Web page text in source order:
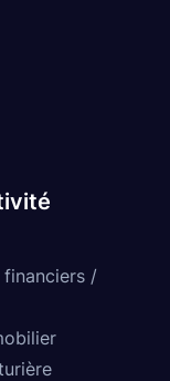
financiers /